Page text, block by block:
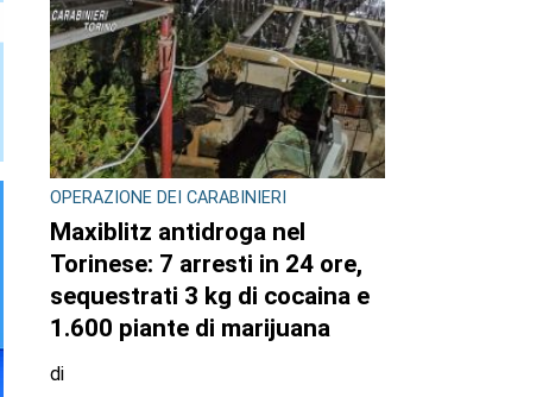
OPERAZIONE DEI CARABINIERI
Maxiblitz antidroga nel
Torinese: 7 arresti in 24 ore,
sequestrati 3 kg di cocaina e
1.600 piante di marijuana
di